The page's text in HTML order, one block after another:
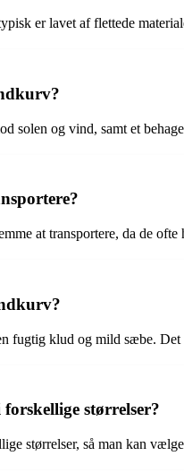
er lavet af flettede
solen og vind, samt et
at transportere, da de
fugtig klud og mild sæbe.
størrelser?
størrelser, så man kan